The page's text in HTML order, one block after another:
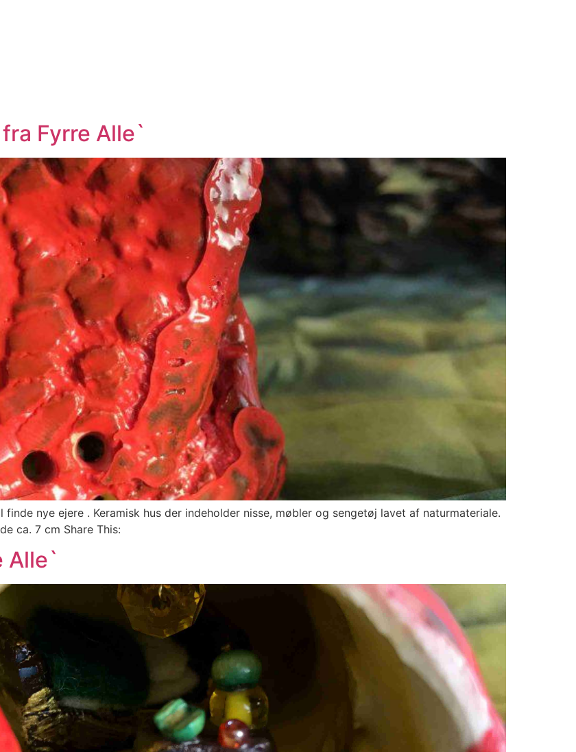
Fyrre Alle`
nye ejere . Keramisk hus der indeholder nisse, møbler og sengetøj lavet af naturmateriale.
ca. 7 cm Share This:
Alle`